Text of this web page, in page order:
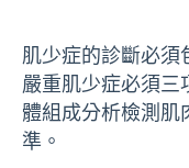
肌少症的診斷必須
嚴重肌少症必須三
體組成分析檢測肌
準。